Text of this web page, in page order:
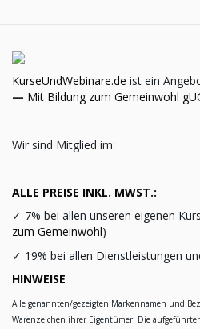
KurseUndWebinare.de ist ein
— Mit Bildung zum Gemeinwohl
Wir sind Mitglied im:
ALLE PREISE INKL. MWST.:
✓ 7% bei allen unseren eigenen
zum Gemeinwohl)
✓ 19% bei allen Dienstleistungen
HINWEISE
Alle genannten/gezeigten Markennamen und
Warenzeichen ihrer Eigentümer. Die